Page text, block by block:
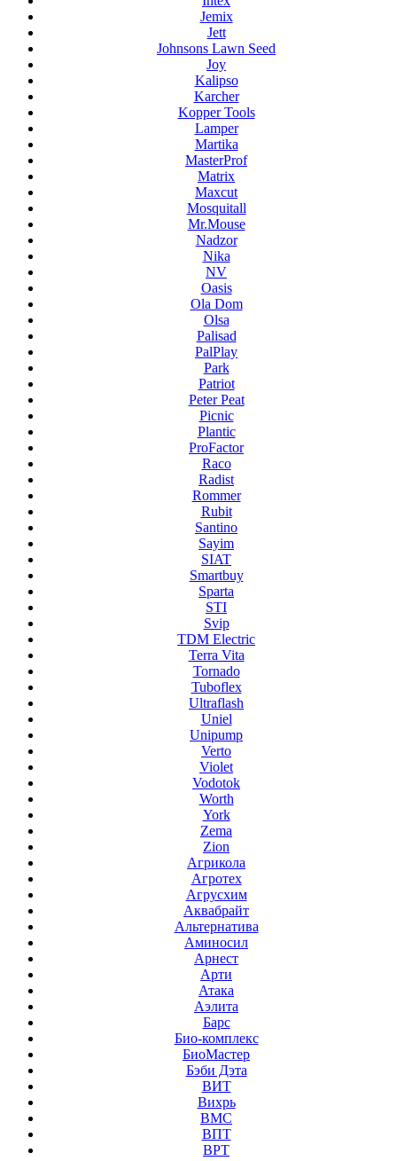
Jemix
Jett
Johnsons Lawn Seed
Joy
Kalipso
Karcher
Kopper Tools
Lamper
Martika
MasterProf
Matrix
Maxcut
Mosquitall
Mr.Mouse
Nadzor
Nika
NV
Oasis
Ola Dom
Olsa
Palisad
PalPlay
Park
Patriot
Peter Peat
Picnic
Plantic
ProFactor
Raco
Radist
Rommer
Rubit
Santino
Sayim
SIAT
Smartbuy
Sparta
STI
Svip
TDM Electric
Terra Vita
Tornado
Tuboflex
Ultraflash
Uniel
Unipump
Verto
Violet
Vodotok
Worth
York
Zema
Zion
Агрикола
Агротех
Агрусхим
Аквабрайт
Альтернатива
Аминосил
Арнест
Арти
Атака
Аэлита
Барс
Био-комплекс
БиоМастер
Бэби Дэта
ВИТ
Вихрь
ВМС
ВПТ
ВРТ